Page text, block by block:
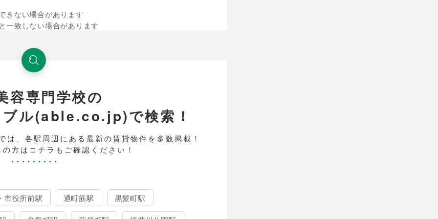
きない場合があります
一致しない場合があります
容専門学校の
ル(able.co.jp)で検索！
は、各駅周辺にある最新の賃貸物件を多数掲載！
方はコチラもご確認ください！
市役所前駅 通町筋駅 黒髪町駅